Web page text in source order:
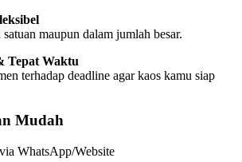
maupun dalam jumlah besar.
Tepat Waktu
terhadap deadline agar kaos kamu siap
Mudah
WhatsApp/Website